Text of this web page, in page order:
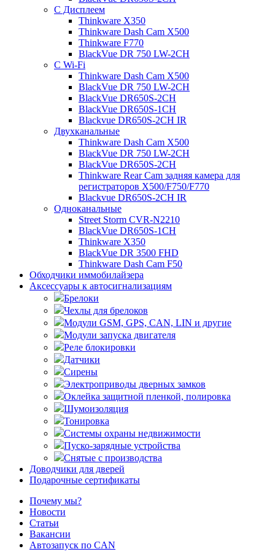
С Дисплеем
Thinkware X350
Thinkware Dash Cam X500
Thinkware F770
BlackVue DR 750 LW-2CH
С Wi-Fi
Thinkware Dash Cam X500
BlackVue DR 750 LW-2CH
BlackVue DR650S-2CH
BlackVue DR650S-1CH
Blackvue DR650S-2CH IR
Двухканальные
Thinkware Dash Cam X500
BlackVue DR 750 LW-2CH
BlackVue DR650S-2CH
Thinkware Rear Cam задняя камера для
регистраторов X500/F750/F770
Blackvue DR650S-2CH IR
Одноканальные
Street Storm CVR-N2210
BlackVue DR650S-1CH
Thinkware X350
BlackVue DR 3500 FHD
Thinkware Dash Cam F50
Обходчики иммобилайзера
Аксессуары к автосигнализациям
Брелоки
Чехлы для брелоков
Модули GSM, GPS, CAN, LIN и другие
Модули запуска двигателя
Реле блокировки
Датчики
Сирены
Электроприводы дверных замков
Оклейка защитной пленкой, полировка
Шумоизоляция
Тонировка
Системы охраны недвижимости
Пуско-зарядные устройства
Снятые с производства
Доводчики для дверей
Подарочные сертификаты
Почему мы?
Новости
Статьи
Вакансии
Автозапуск по CAN